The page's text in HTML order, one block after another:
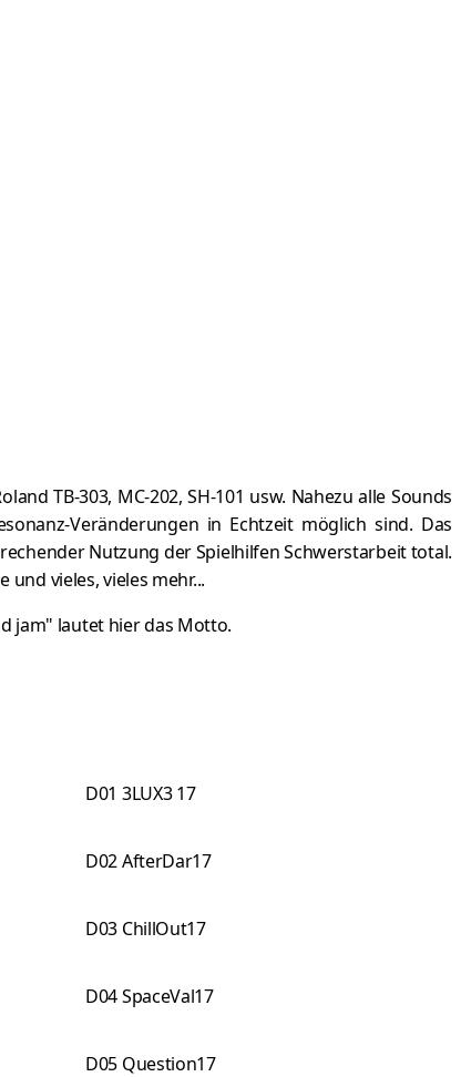
TB-303, MC-202, SH-101 usw. Nahezu alle Sounds
Veränderungen in Echtzeit möglich sind. Das
Nutzung der Spielhilfen Schwerstarbeit total.
vieles, vieles mehr...
jam" lautet hier das Motto.
D01 3LUX3 17
D02 AfterDar17
D03 ChillOut17
D04 SpaceVal17
D05 Question17